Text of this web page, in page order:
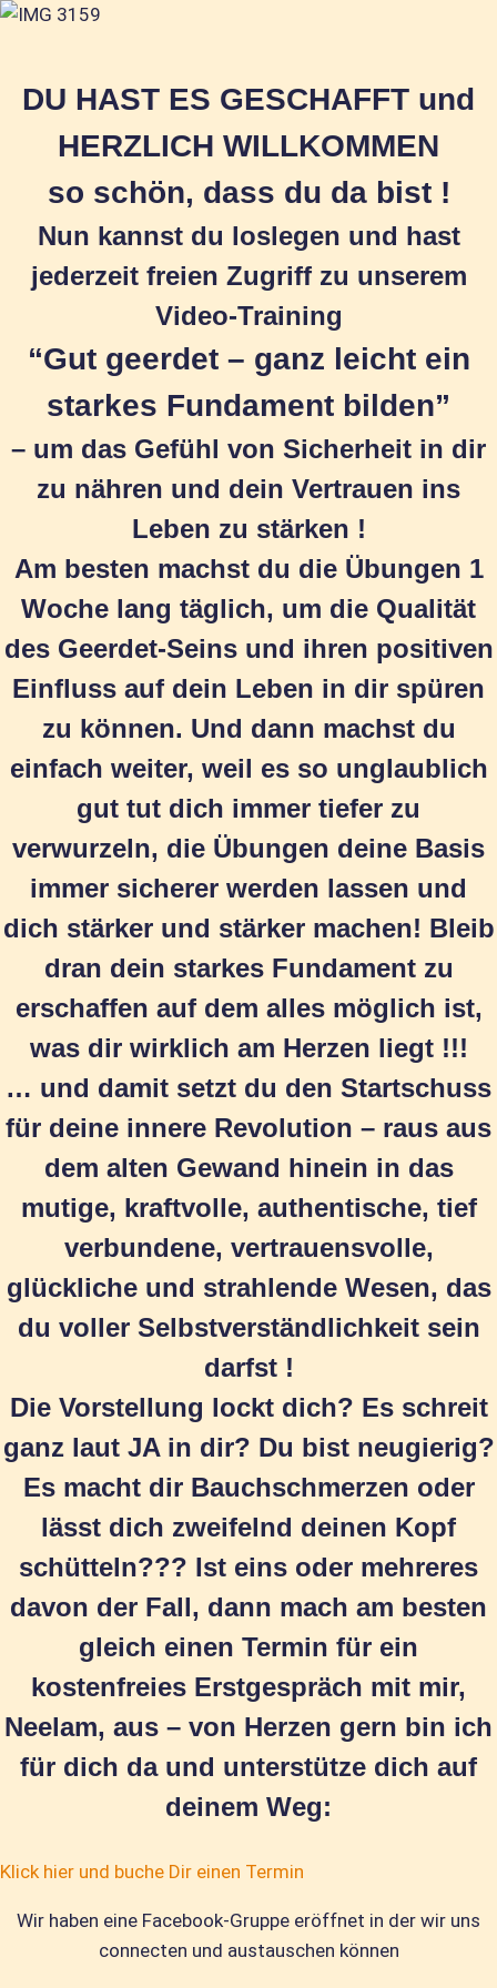
DU HAST ES GESCHAFFT und
HERZLICH WILLKOMMEN
so schön, dass du da bist !
Nun kannst du loslegen und hast
jederzeit freien Zugriff zu unserem
Video-Training
“Gut geerdet – ganz leicht ein
starkes Fundament bilden”
– um das Gefühl von Sicherheit in dir
zu nähren und dein Vertrauen ins
Leben zu stärken !
Am besten machst du die Übungen 1
Woche lang täglich, um die Qualität
des Geerdet-Seins und ihren positiven
Einfluss auf dein Leben in dir spüren
zu können. Und dann machst du
einfach weiter, weil es so unglaublich
gut tut dich immer tiefer zu
verwurzeln, die Übungen deine Basis
immer sicherer werden lassen und
dich stärker und stärker machen! Bleib
dran dein starkes Fundament zu
erschaffen auf dem alles möglich ist,
was dir wirklich am Herzen liegt !!!
… und damit setzt du den Startschuss
für deine innere Revolution – raus aus
dem alten Gewand hinein in das
mutige, kraftvolle, authentische, tief
verbundene, vertrauensvolle,
glückliche und strahlende Wesen, das
du voller Selbstverständlichkeit sein
darfst !
Die Vorstellung lockt dich? Es schreit
ganz laut JA in dir? Du bist neugierig?
Es macht dir Bauchschmerzen oder
lässt dich zweifelnd deinen Kopf
schütteln??? Ist eins oder mehreres
davon der Fall, dann mach am besten
gleich einen Termin für ein
kostenfreies Erstgespräch mit mir,
Neelam, aus – von Herzen gern bin ich
für dich da und unterstütze dich auf
deinem Weg:
Klick hier und buche Dir einen Termin
Wir haben eine Facebook-Gruppe eröffnet in der wir uns
connecten und austauschen können